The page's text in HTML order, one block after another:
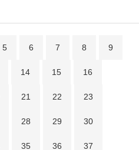
5 6 7 8 9
14 15 16
21 22 23
28 29 30
35 36 37